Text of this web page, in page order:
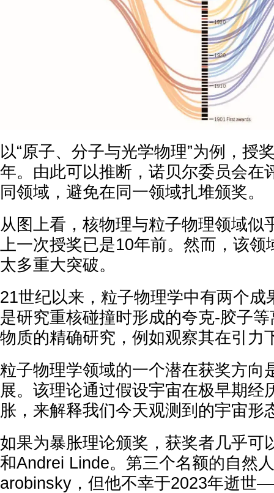
以“原子、分子与光学物理”为例，授
年。由此可以推断，诺贝尔委员会在
同领域，避免在同一领域扎堆颁奖。
从图上看，核物理与粒子物理领域
上一次授奖已是10年前。然而，该
太多重大突破。
21世纪以来，粒子物理学中有两个成
是研究重核碰撞时形成的夸克-胶子
物质的精确研究，例如观察其在引力
粒子物理学领域的一个潜在获奖方向
展。该理论通过假设宇宙在极早期经
胀，来解释我们今天观测到的宇宙形
如果为暴胀理论颁奖，获奖者几乎可
和Andrei Linde。第三个名额的自然
arobinsky，但他不幸于2023年逝世